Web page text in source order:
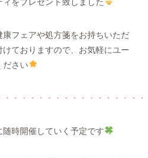
フェアや処方箋をお持ちいただ
ておりますので、お気軽にユー
ださい
・・・・・・・・・・・・・・・・
時開催していく予定です